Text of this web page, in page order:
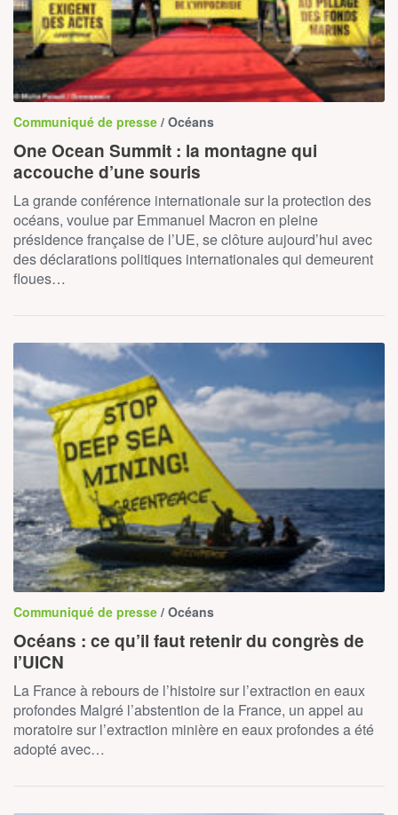
Communiqué de presse / Océans
One Ocean Summit : la montagne qui
accouche d’une souris
La grande conférence internationale sur la protection des
océans, voulue par Emmanuel Macron en pleine
présidence française de l’UE, se clôture aujourd’hui avec
des déclarations politiques internationales qui demeurent
floues…
Communiqué de presse / Océans
Océans : ce qu’il faut retenir du congrès de
l’UICN
La France à rebours de l’histoire sur l’extraction en eaux
profondes Malgré l’abstention de la France, un appel au
moratoire sur l’extraction minière en eaux profondes a été
adopté avec…